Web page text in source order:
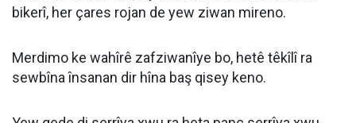
bikerî, her çares rojan de yew ziwan mireno.
Merdimo ke wahîrê zafziwanîye bo, hetê têkîlî ra
sewbîna însanan dir hîna baş qisey keno.